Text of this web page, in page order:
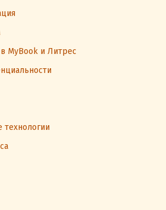
MyBook и Литрес
технологии